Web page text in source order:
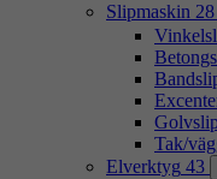
Slipmaskin 28
Tak/
Elverktyg 43